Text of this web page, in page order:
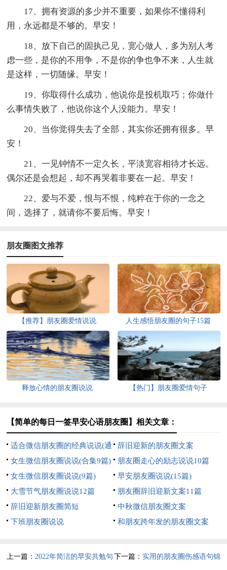
17、拥有资源的多少并不重要，如果你不懂得利
用，永远都是不够的。早安！
18、放下自己的固执己见，宽心做人，多为别人考
虑一些，是你的不用争，不是你的争也争不来，人生就
是这样，一切随缘。早安！
19、你取得什么成功，他说你是投机取巧；你做什
么事情失败了，他说你这个人没能力。早安！
20、当你觉得失去了全部，其实你还拥有很多。早
安！
21、一见钟情不一定久长，平淡宽容相待才长远。
偶尔还是会想起，却不再哭着非要在一起。早安！
22、爱与不爱，恨与不恨，纯粹在于你的一念之
间，选择了，就请你不要后悔。早安！
朋友圈图文推荐
【推荐】朋友圈爱情说说 人生感悟朋友圈的句子15篇
释放心情的朋友圈说说 【热门】朋友圈爱情句子
【简单的每日一签早安心语朋友圈】相关文章：
适合微信朋友圈的经典说说(通
用15篇)
辞旧迎新的朋友圈文案
女生微信朋友圈说说(合集9篇)
朋友圈走心的励志说说10篇
女生微信朋友圈说说(9篇)
早安朋友圈说说(15篇)
大雪节气朋友圈说说12篇
朋友圈辞旧迎新文案11篇
辞旧迎新朋友圈简短
中秋微信朋友圈文案
下班朋友圈说说
和朋友跨年发的朋友圈文案
上一篇：2022年简洁的早安共勉句 下一篇： 实用的朋友圈伤感语句锦